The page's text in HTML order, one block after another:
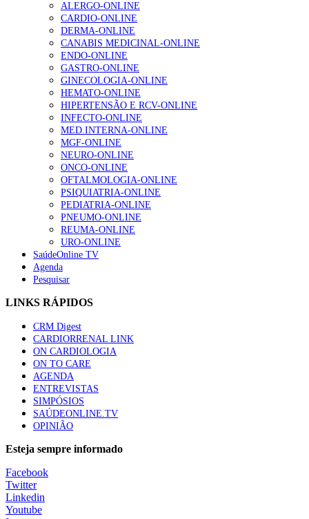
ALERGO-ONLINE
CARDIO-ONLINE
DERMA-ONLINE
CANABIS MEDICINAL-ONLINE
ENDO-ONLINE
GASTRO-ONLINE
GINECOLOGIA-ONLINE
HEMATO-ONLINE
HIPERTENSÃO E RCV-ONLINE
INFECTO-ONLINE
MED.INTERNA-ONLINE
MGF-ONLINE
NEURO-ONLINE
ONCO-ONLINE
OFTALMOLOGIA-ONLINE
PSIQUIATRIA-ONLINE
PEDIATRIA-ONLINE
PNEUMO-ONLINE
REUMA-ONLINE
URO-ONLINE
SaúdeOnline TV
Agenda
Pesquisar
LINKS RÁPIDOS
CRM Digest
CARDIORRENAL LINK
ON CARDIOLOGIA
ON TO CARE
AGENDA
ENTREVISTAS
SIMPÓSIOS
SAÚDEONLINE.TV
OPINIÃO
Esteja sempre informado
Facebook
Twitter
Linkedin
Youtube